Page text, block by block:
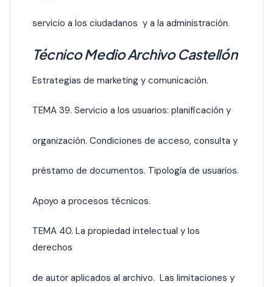
servicio a los ciudadanos y a la administración.
Técnico Medio Archivo Castellón
Estrategias de marketing y comunicación.
TEMA 39. Servicio a los usuarios: planificación y
organización. Condiciones de acceso, consulta y
préstamo de documentos. Tipología de usuarios.
Apoyo a procesos técnicos.
TEMA 40. La propiedad intelectual y los
derechos
de autor aplicados al archivo. Las limitaciones y